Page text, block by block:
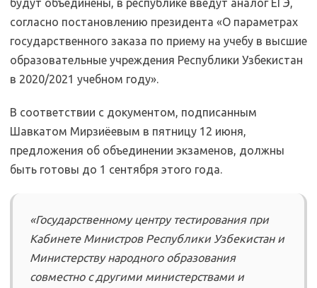
будут объединены, в республике введут аналог ЕГЭ,
согласно постановлению президента «О параметрах
государственного заказа по приему на учебу в высшие
образовательные учреждения Республики Узбекистан
в 2020/2021 учебном году».
В соответствии с документом, подписанным
Шавкатом Мирзиёевым в пятницу 12 июня,
предложения об объединении экзаменов, должны
быть готовы до 1 сентября этого года.
«Государственному центру тестирования при
Кабинете Министров Республики Узбекистан и
Министерству народного образования
совместно с другими министерствами и